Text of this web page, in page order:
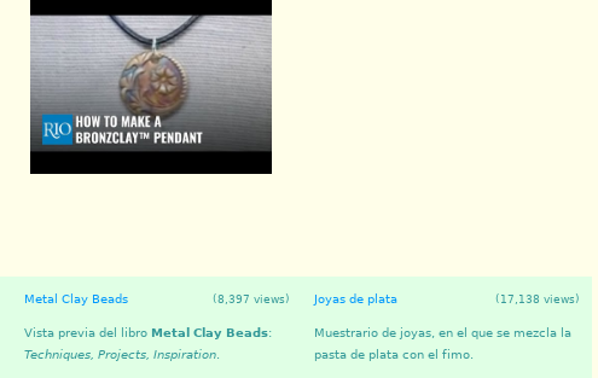
(8,397 views)
Metal Clay Beads
Vista previa del libro Metal Clay Beads:
Techniques, Projects, Inspiration
(17,138 views)
Joyas de plata
Muestrario de joyas, en el que se mezcla la
pasta de plata con el fimo.